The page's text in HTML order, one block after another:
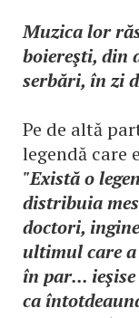
Muzica lor
boiereşti, din
serbări, în zi
Pe de altă
legendă
"Există o
distribuia
doctori,
ultimul care
în par...
ca